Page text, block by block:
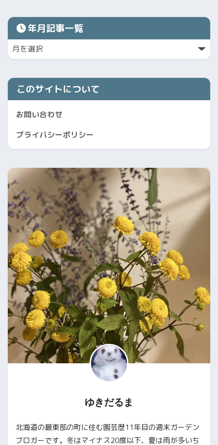
年月記事一覧
このサイトについて
お問い合わせ
プライバシーポリシー
ゆきだるま
北海道の最東部の町に住む園芸歴11年目の週末ガーデン
ブロガーです。冬はマイナス20度以下、夏は雨が多いち